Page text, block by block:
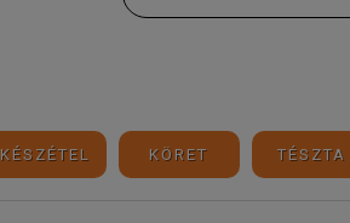
KÉSZÉTEL KÖRET TÉSZTA